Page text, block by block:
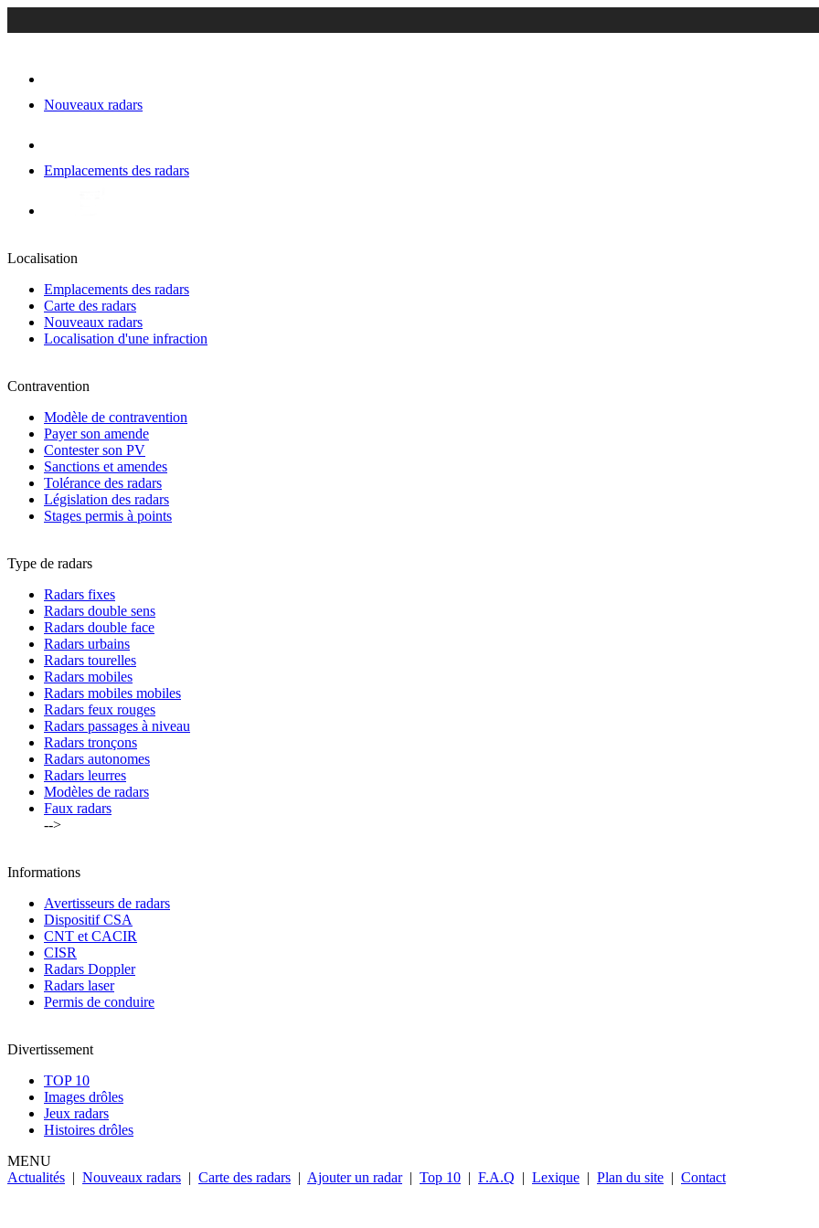
Nouveaux radars
Emplacements des radars
Localisation
Emplacements des radars
Carte des radars
Nouveaux radars
Localisation d'une infraction
Contravention
Modèle de contravention
Payer son amende
Contester son PV
Sanctions et amendes
Tolérance des radars
Législation des radars
Stages permis à points
Type de radars
Radars fixes
Radars double sens
Radars double face
Radars urbains
Radars tourelles
Radars mobiles
Radars mobiles mobiles
Radars feux rouges
Radars passages à niveau
Radars tronçons
Radars autonomes
Radars leurres
Modèles de radars
Faux radars
-->
Informations
Avertisseurs de radars
Dispositif CSA
CNT et CACIR
CISR
Radars Doppler
Radars laser
Permis de conduire
Divertissement
TOP 10
Images drôles
Jeux radars
Histoires drôles
MENU
Actualités | Nouveaux radars | Carte des radars | Ajouter un radar | Top 10 | F.A.Q | Lexique | Plan du site | Contact